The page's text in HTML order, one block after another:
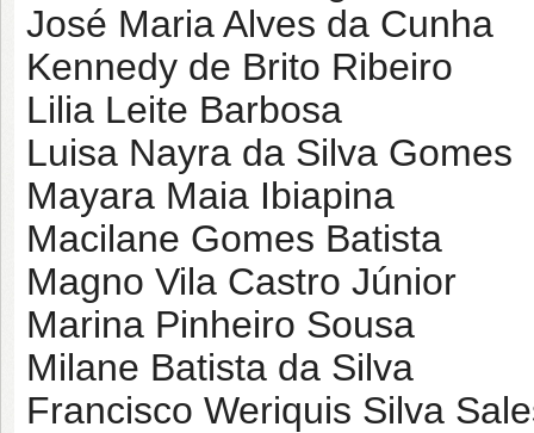
José Maria Alves da Cunha
Kennedy de Brito Ribeiro
Lilia Leite Barbosa
Luisa Nayra da Silva Gomes
Mayara Maia Ibiapina
Macilane Gomes Batista
Magno Vila Castro Júnior
Marina Pinheiro Sousa
Milane Batista da Silva
Francisco Weriquis Silva